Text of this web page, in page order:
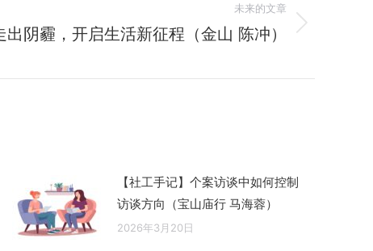
未来的文章
出阴霾，开启生活新征程（金山 陈冲）
【社工手记】个案访谈中如何控制
访谈方向（宝山庙行 马海蓉）
2026年3月20日